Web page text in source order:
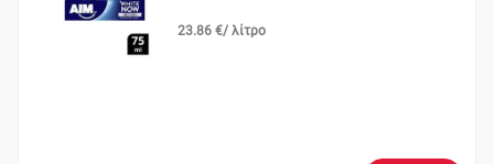
23.86 €/ λίτρο